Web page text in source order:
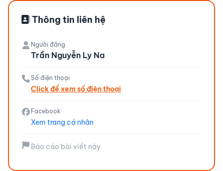
Thông tin liên hệ
Người đăng
Trần Nguyễn Ly Na
Số điện thoại
Click để xem số điện thoại
Facebook
Xem trang cá nhân
Báo cáo bài viết này